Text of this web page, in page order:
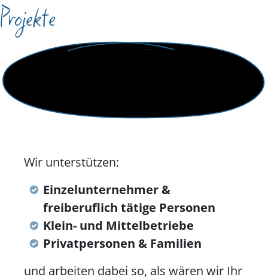
Projekte
Wir unterstützen:
Einzelunternehmer &
freiberuflich tätige Personen
Klein- und Mittelbetriebe
Privatpersonen & Familien
und arbeiten dabei so, als wären wir Ihr